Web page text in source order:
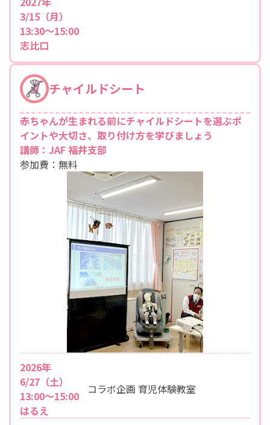
3/15（月）
13:30～15:00
志比口
チャイルドシート
赤ちゃんが生まれる前にチャイルドシートを選ぶポ
イントや大切さ、取り付け方を学びましょう
講師：JAF 福井支部
参加費：無料
2026年
6/27（土）
13:00〜15:00
はるえ
コラボ企画 育児体験教室